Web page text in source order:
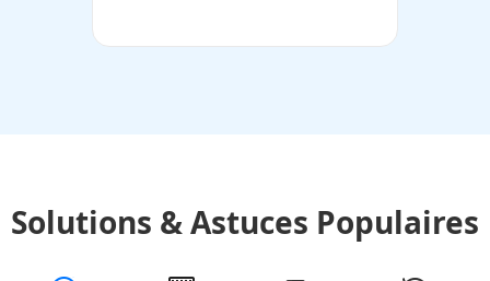
Solutions & Astuces Populaires